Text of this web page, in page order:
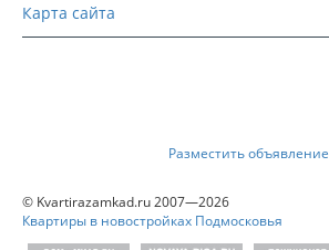
Карта сайта
Разместить объявление
© Kvartirazamkad.ru 2007—2026
Квартиры в новостройках Подмосковья